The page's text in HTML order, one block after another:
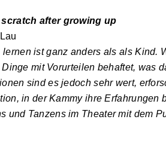
after growing up
ist ganz anders als als Kind.
mit Vorurteilen behaftet, was
sind es jedoch sehr wert,
in der Kammy ihre Erfahrungen
und Tanzens im Theater mit dem